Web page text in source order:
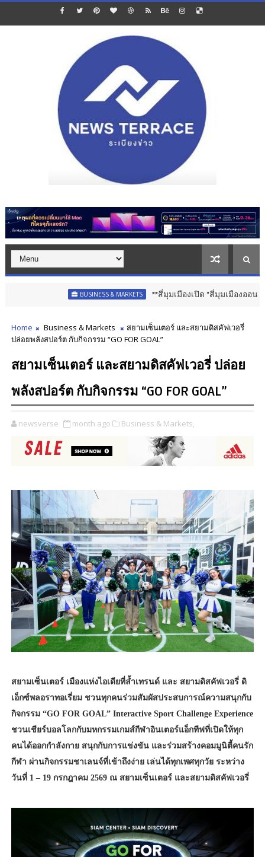
BUSINESS & MARKETS **สี่มุมเมืองเปิด “สี่มุมเมืองออนไลน์” แพล
Home Business & Markets
สยามเซ็นเตอร์ และสยามดิสคัฟเวอรี่
ปล่อยพลังสปอร์ต กับกิจกรรม “GO FOR GOAL”
สยามเซ็นเตอร์ และสยามดิสคัฟเวอรี่ ปล่อย
พลังสปอร์ต กับกิจกรรม “GO FOR GOAL”
newsverse month ago Business & Markets,
สยามเซ็นเตอร์ เมืองแห่งไอเดียที่ล้ำเทรนด์ และ สยามดิสคัฟเวอรี่ ดิ
เอ็กซ์พลอราทอเรี่ยม ชวนทุกคนร่วมสัมผัสประสบการณ์ความสนุกกับ
กิจกรรม “GO FOR GOAL” Interactive Sport Challenge Experience
ชวนเชียร์บอลโลกกับมหกรรมเกมส์กีฬาอินเตอร์แอ็กทีฟที่เปิดให้ทุก
คนได้ออกกำลังกาย สนุกกับการแข่งขัน และร่วมสร้างคอมมูนิตี้คนรัก
กีฬา ผ่านกิจกรรมชาเลนจ์ที่เข้าถึงง่าย เล่นได้ทุกเพศทุกวัย ระหว่าง
วันที่ 1 – 19 กรกฎาคม 2569 ณ สยามเซ็นเตอร์ และสยามดิสคัฟเวอรี่